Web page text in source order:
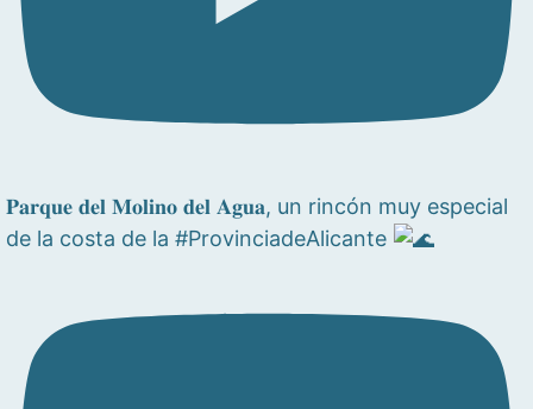
𝐏𝐚𝐫𝐪𝐮𝐞 𝐝𝐞𝐥 𝐌𝐨𝐥𝐢𝐧𝐨 𝐝𝐞𝐥 𝐀𝐠𝐮𝐚, un rincón muy especial
de la costa de la #ProvinciadeAlicante